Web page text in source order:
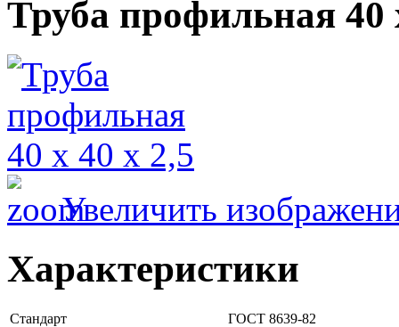
Труба профильная 40
Увеличить
Характеристики
Стандарт
ГОСТ 8639-82